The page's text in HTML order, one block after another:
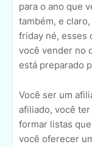
para o ano que
também, e
friday né, esses
você vender no
está preparado
Você ser um
afiliado, você
formar listas
você oferecer